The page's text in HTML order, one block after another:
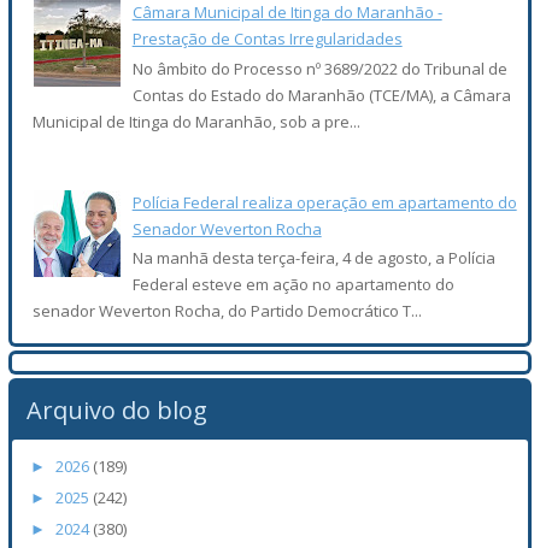
Câmara Municipal de Itinga do Maranhão -
Prestação de Contas Irregularidades
No âmbito do Processo nº 3689/2022 do Tribunal de
Contas do Estado do Maranhão (TCE/MA), a Câmara
Municipal de Itinga do Maranhão, sob a pre...
Polícia Federal realiza operação em apartamento do
Senador Weverton Rocha
Na manhã desta terça-feira, 4 de agosto, a Polícia
Federal esteve em ação no apartamento do
senador Weverton Rocha, do Partido Democrático T...
Arquivo do blog
►2026 (189)
►2025 (242)
►2024(380)